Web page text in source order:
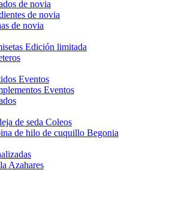
de novia
de novia
de novia
Edición limitada
Eventos
Eventos
de seda Coleos
de hilo de cuquillo Begonia
Azahares